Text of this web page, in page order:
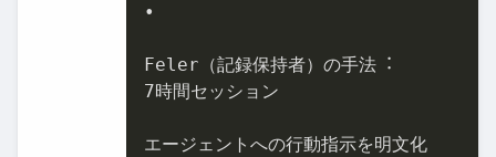
•
Feler（記録保持者）の⼿法︓
7時間セッション
エージェントへの⾏動指⽰を明⽂化